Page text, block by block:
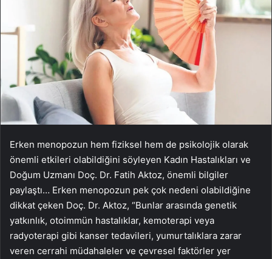
Erken menopozun hem fiziksel hem de psikolojik olarak
önemli etkileri olabildiğini söyleyen Kadın Hastalıkları ve
Doğum Uzmanı Doç. Dr. Fatih Aktoz, önemli bilgiler
paylaştı… Erken menopozun pek çok nedeni olabildiğine
dikkat çeken Doç. Dr. Aktoz, “Bunlar arasında genetik
yatkınlık, otoimmün hastalıklar, kemoterapi veya
radyoterapi gibi kanser tedavileri, yumurtalıklara zarar
veren cerrahi müdahaleler ve çevresel faktörler yer